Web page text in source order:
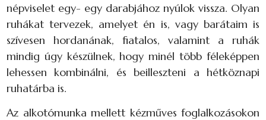
népviselet egy- egy darabjához nyúlok vissza. Olyan
ruhákat tervezek, amelyet én is, vagy barátaim is
szívesen hordanának, fiatalos, valamint a ruhák
mindig úgy készülnek, hogy minél több féleképpen
lehessen kombinálni, és beilleszteni a hétköznapi
ruhatárba is.
Az alkotómunka mellett kézműves foglalkozásokon